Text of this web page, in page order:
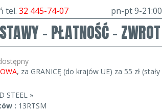
tel. 32 445-74-07 pn-pt 9-21:00
- PŁATNOŚĆ - ZWROT
, za GRANICĘ (do krajów UE) za 55 zł (stały
STEEL »
: 13RTSM